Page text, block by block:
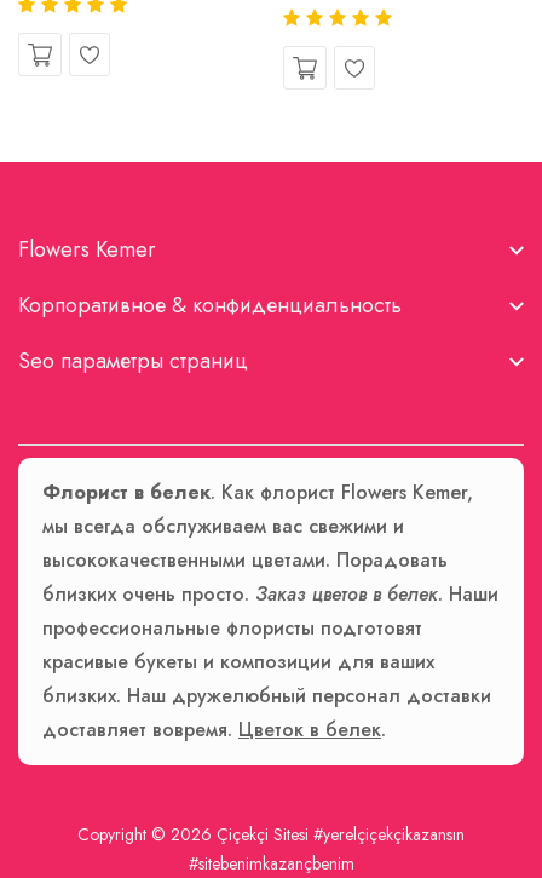
Flowers Kemer
Корпоративное & конфиденциальность
Seo параметры страниц
Флорист в белек. Как флорист Flowers Kemer,
мы всегда обслуживаем вас свежими и
высококачественными цветами. Порадовать
близких очень просто. Заказ цветов в белек. Наши
профессиональные флористы подготовят
красивые букеты и композиции для ваших
близких. Наш дружелюбный персонал доставки
доставляет вовремя. Цветок в белек.
Copyright © 2026 Çiçekçi Sitesi #yerelçiçekçikazansın
#sitebenimkazançbenim